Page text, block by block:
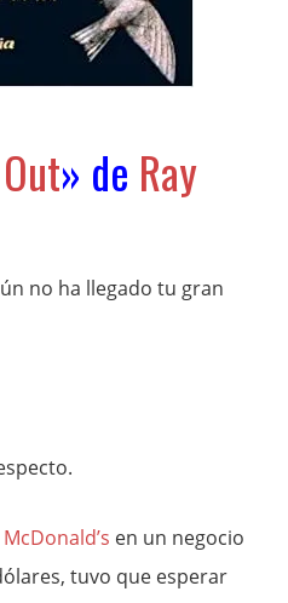
» de Ray
no ha llegado tu gran
McDonald’s en un negocio
tuvo que esperar